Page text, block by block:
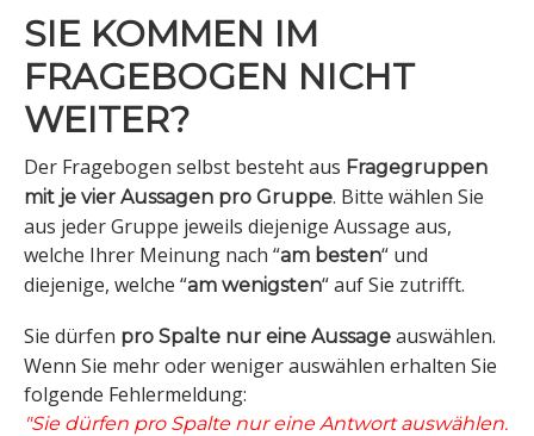
SIE KOMMEN IM
FRAGEBOGEN NICHT
WEITER?
Der Fragebogen selbst besteht aus Fragegruppen
mit je vier Aussagen pro Gruppe. Bitte wählen Sie
aus jeder Gruppe jeweils diejenige Aussage aus,
welche Ihrer Meinung nach “am besten“ und
diejenige, welche “am wenigsten“ auf Sie zutrifft.
Sie dürfen pro Spalte nur eine Aussage auswählen.
Wenn Sie mehr oder weniger auswählen erhalten Sie
folgende Fehlermeldung:
"Sie dürfen pro Spalte nur eine Antwort auswählen.